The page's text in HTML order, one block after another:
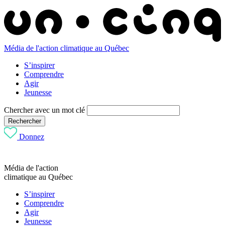
Média de l'action climatique au Québec
S’inspirer
Comprendre
Agir
Jeunesse
Chercher avec un mot clé
Rechercher
Donnez
Média de l'action
climatique au Québec
S’inspirer
Comprendre
Agir
Jeunesse